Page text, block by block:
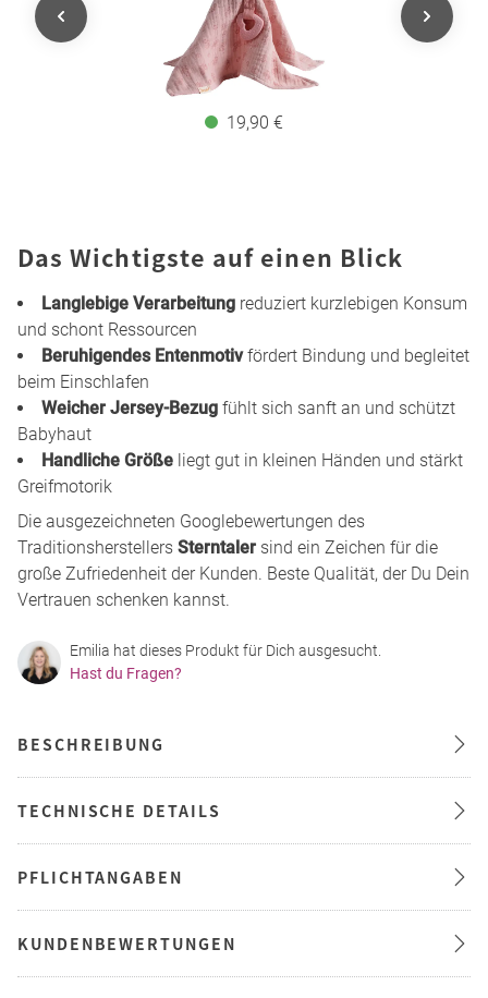
19,90 €
Das Wichtigste auf einen Blick
Langlebige Verarbeitung reduziert kurzlebigen Konsum
und schont Ressourcen
Beruhigendes Entenmotivfördert Bindung und begleitet
beim Einschlafen
Weicher Jersey-Bezug fühlt sich sanft an und schützt
Babyhaut
Handliche Größe liegt gut in kleinen Händen und stärkt
Greifmotorik
Die ausgezeichneten Googlebewertungen des
Traditionsherstellers Sterntaler sind ein Zeichen für die
große Zufriedenheit der Kunden. Beste Qualität, der Du Dein
Vertrauen schenken kannst.
Emilia hat dieses Produkt für Dich ausgesucht.
Hast du Fragen?
BESCHREIBUNG
TECHNISCHE DETAILS
PFLICHTANGABEN
KUNDENBEWERTUNGEN